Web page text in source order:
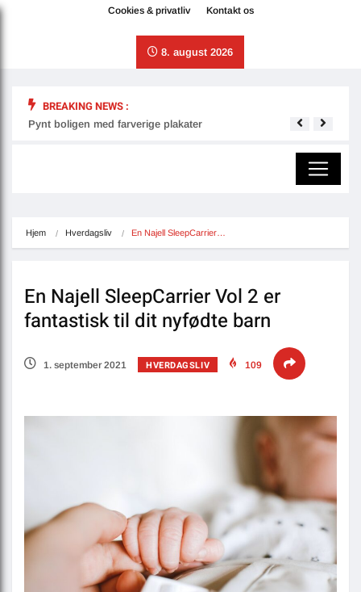
Cookies & privatliv Kontakt os
8. august 2026
BREAKING NEWS :
Pynt boligen med farverige plakater
Hjem Hverdagsliv En Najell SleepCarrier…
En Najell SleepCarrier Vol 2 er
fantastisk til dit nyfødte barn
1. september 2021 HVERDAGSLIV 109